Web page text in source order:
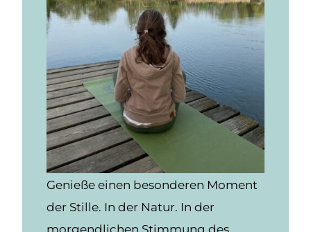
Genieße einen besonderen Moment
der Stille. In der Natur. In der